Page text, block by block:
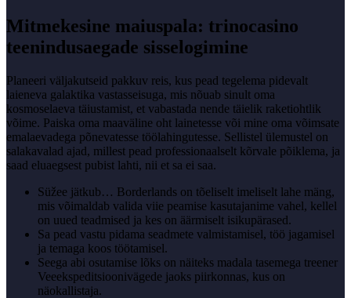
Mitmekesine maiuspala: trinocasino
teenindusaegade sisselogimine
Planeeri väljakutseid pakkuv reis, kus pead tegelema pidevalt
laieneva galaktika vastasseisuga, mis nõuab sinult oma
kosmoselaeva täiustamist, et vabastada nende täielik raketiohtlik
võime. Paiska oma maaväline oht lainetesse või mine oma võimsate
emalaevadega põnevatesse töölahingutesse. Sellistel ülemustel on
salakavalad ajad, millest pead professionaalselt kõrvale põiklema, ja
saad eluaegsest pubist lahti, nii et sa ei saa.
Süžee jätkub… Borderlands on tõeliselt imeliselt lahe mäng,
mis võimaldab valida viie peamise kasutajanime vahel, kellel
on uued teadmised ja kes on äärmiselt isikupärased.
Sa pead vastu pidama seadmete valmistamisel, töö jagamisel
ja temaga koos töötamisel.
Seega abi osutamise lõks on näiteks madala tasemega treener
Veeekspeditsioonivägede jaoks piirkonnas, kus on
näokallistaja.